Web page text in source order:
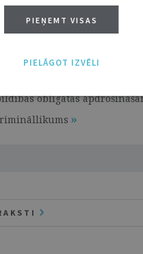
apdrošināšanas
Maijs 2020 | Skaidrojumi.
puses | 19. Maijs 2020 |
transportlīdzekļu
obligātās
PIEŅEMT VISAS
PIELĀGOT IZVĒLI